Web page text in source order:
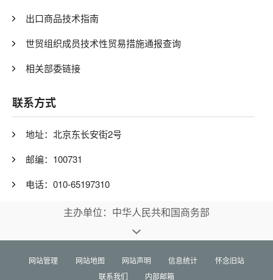
出口商品技术指南
世贸组织成员技术性贸易措施通报查询
相关部委链接
联系方式
地址：北京东长安街2号
邮编：100731
电话：010-65197310
主办单位：中华人民共和国商务部
网站管理 网站地图 网站声明 信息统计
怀念旧站
联系我们
内部邮箱